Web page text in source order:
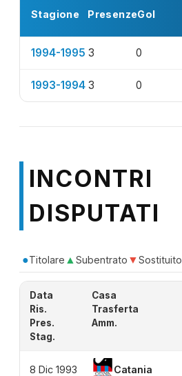
Stagione PresenzeGol
1994-1995 3 0
1993-1994 3 0
INCONTRI
DISPUTATI
●Titolare ▲Subentrato ▼Sostituito
Data
Casa
Ris.
Trasferta
Pres.
Amm.
Stag.
8 Dic 1993 Catania